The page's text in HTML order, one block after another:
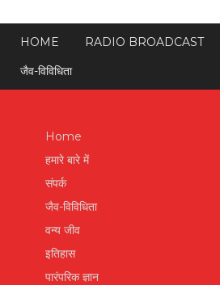
HOME RADIO BROADCAST
जैव-विविधिता
Home
हमारे बारे में
संपर्क
जैव-विविधिता
वन्य जीव
इतिहास
पारंपरिक ज्ञान